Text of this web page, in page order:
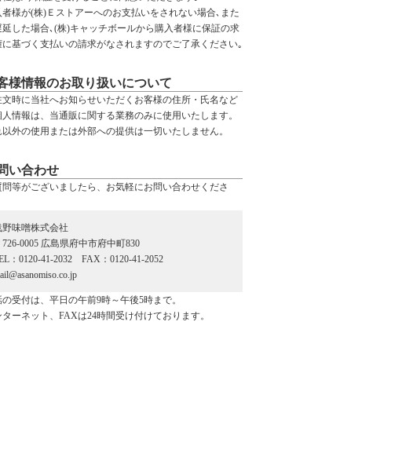
者様が(株)Ｅストアーへのお支払いをされない場合､また
延した場合､(株)キャッチボールから購入者様に保証の求
に基づく支払いの請求がなされますのでご了承ください｡
様情報のお取り扱いについて
文時に当社へお知らせいただくお客様の住所・氏名など
人情報は、当通販に関する業務のみに使用いたします。
以外の使用または外部への提供は一切いたしません。
い合わせ
問等がございましたら、お気軽にお問い合わせくださ
野味噌株式会社
726-0005 広島県府中市府中町830
：0120-41-2032 FAX：0120-41-2052
の受付は、平日の午前9時～午後5時まで。
ターネット、FAXは24時間受け付けております。